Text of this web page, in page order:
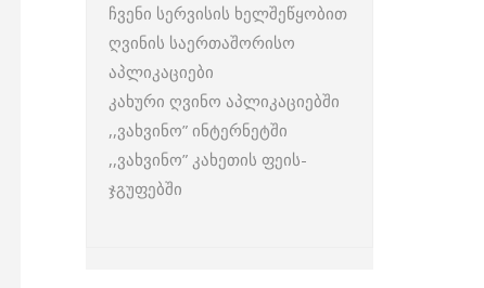
ჩვენი სერვისის ხელშეწყობით
ღვინის საერთაშორისო
აპლიკაციები
კახური ღვინო აპლიკაციებში
,,ვახვინო” ინტერნეტში
,,ვახვინო” კახეთის ფეის-
ჯგუფებში